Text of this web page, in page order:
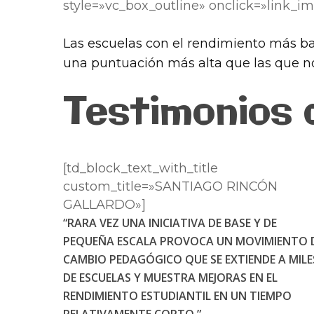
style=»vc_box_outline»
Las escuelas con el rendimiento más
una puntuación más alta que las que
Testimonios
[td_block_text_with_title
custom_title=»SANTIAGO RINCÓN
GALLARDO»]
“RARA VEZ UNA INICIATIVA DE BASE Y DE
PEQUEÑA ESCALA PROVOCA UN MOVIMIENTO
CAMBIO PEDAGÓGICO QUE SE EXTIENDE A
DE ESCUELAS Y MUESTRA MEJORAS EN EL
RENDIMIENTO ESTUDIANTIL EN UN TIEMPO